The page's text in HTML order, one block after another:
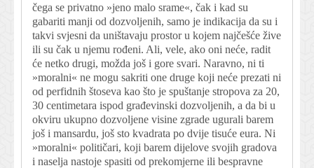
čega se privatno »jeno malo srame«, čak i kad su
gabariti manji od dozvoljenih, samo je indikacija da su i
takvi svjesni da uništavaju prostor u kojem najčešće žive
ili su čak u njemu rođeni. Ali, vele, ako oni neće, radit
će netko drugi, možda još i gore svari. Naravno, ni ti
»moralni« ne mogu sakriti one druge koji neće prezati ni
od perfidnih štoseva kao što je spuštanje stropova za 20,
30 centimetara ispod građevinski dozvoljenih, a da bi u
okviru ukupno dozvoljene visine zgrade ugurali barem
još i mansardu, još sto kvadrata po dvije tisuće eura. Ni
»moralni« političari, koji barem dijelove svojih gradova
i naselja nastoje spasiti od prekomjerne ili bespravne